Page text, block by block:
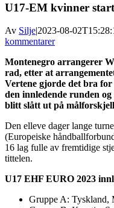
U17-EM kvinner
Av Silje|2023-08-
kommentarer
Montenegro arrangerer
rad, etter at
Vertene gjorde det bra
den innledende runden
blitt slått ut på
Den elleve dager lange
(Europeiske
16 lag fulle av fremtidige
tittelen.
U17 EHF EURO 2023
Gruppe A: Tyskland,